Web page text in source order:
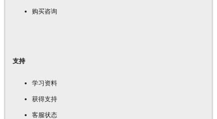
购买咨询
支持
学习资料
获得支持
客服状态